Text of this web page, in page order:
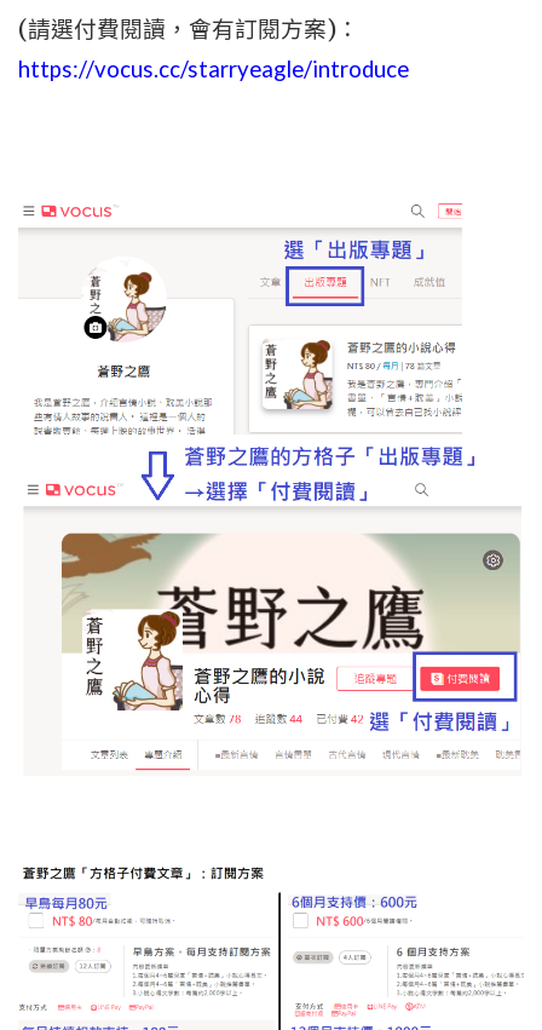
(請選付費閱讀，會有訂閱方案)：
https://vocus.cc/starryeagle/introduce